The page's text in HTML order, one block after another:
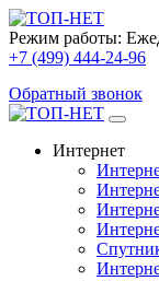
Режим работы:
+7 (499) 444-24-96
Обратный звонок
Интернет